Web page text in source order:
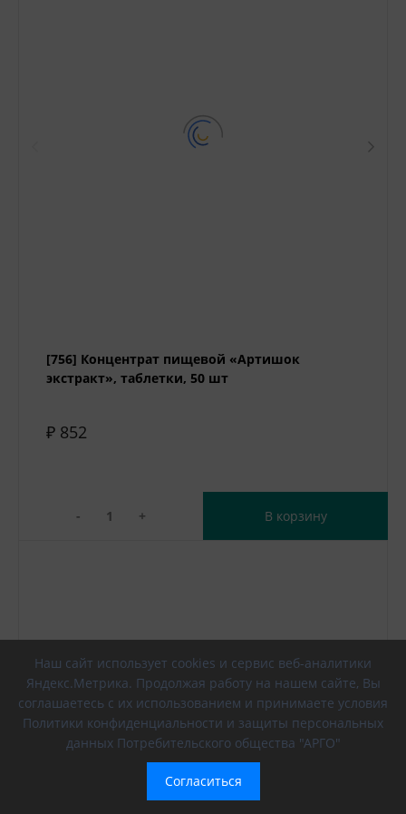
[756] Концентрат пищевой «Артишок
экстракт», таблетки, 50 шт
₽ 852
- + В корзину
Наш сайт использует cookies и сервис веб-аналитики
Яндекс.Метрика. Продолжая работу на нашем сайте, Вы
соглашаетесь с их использованием и принимаете условия
Политики конфиденциальности и защиты персональных
данных Потребительского общества "АРГО"
Согласиться